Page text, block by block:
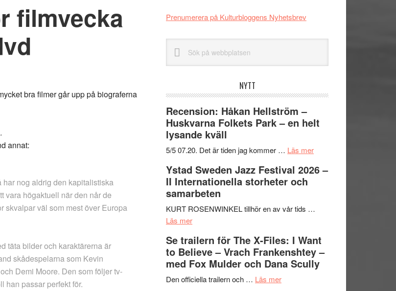
filmvecka
bra filmer går upp på biograferna
annat:
nog aldrig den kapitalistiska
vara högaktuell när den når de
skvalpar väl som mest över Europa
täta bilder och karaktärerna är
skådespelarna som Kevin
Demi Moore. Den som följer tv-
han passar perfekt för.
Prenumerera på Kulturbloggens Nyhetsbrev
webbplatsen
NYTT
Recension: Håkan Hellström –
Huskvarna Folkets Park – en helt
lysande kväll
5/5 07.20. Det är tiden jag kommer … Läs merom
Håkan
–
en
helt
Ystad Sweden Jazz Festival 2026 –
II Internationella storheter och
samarbeten
KURT ROSENWINKEL tillhör en av vår tids …
Läs merom
Sweden
Jazz
Festival
2026
Se trailern för The X-Files: I Want
to Believe – Vrach Frankenshtey –
med Fox Mulder och Dana Scully
Den officiella trailern och … Läs merom